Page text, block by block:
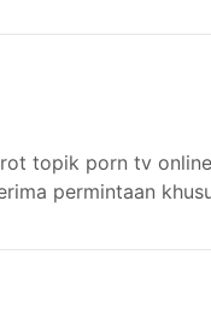
topik porn tv
permintaan